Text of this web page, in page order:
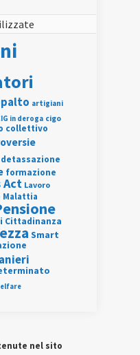
artigiani
in deroga cigo
collettivo
detassazione
formazione
Act Lavoro
Malattia
Cittadinanza
Smart
nel sito